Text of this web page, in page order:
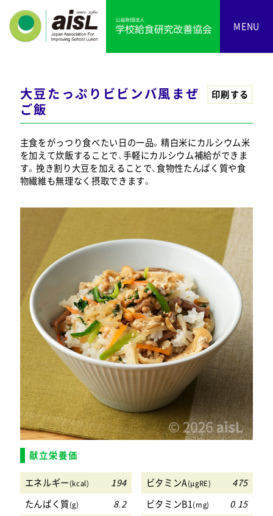
MENU
大豆たっぷりビビンバ風まぜ
ご飯
印刷する
主食をがっつり食べたい日の一品。精白米にカルシウム米
を加えて炊飯することで、手軽にカルシウム補給ができま
す。挽き割り大豆を加えることで、食物性たんぱく質や食
物繊維も無理なく摂取できます。
献立栄養価
エネルギー(kcal) 194 ビタミンA(μgRE)
475
たんぱく質(g) 8.2 ビタミンB1(mg)
0.15